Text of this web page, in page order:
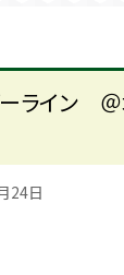
ーライ
24日